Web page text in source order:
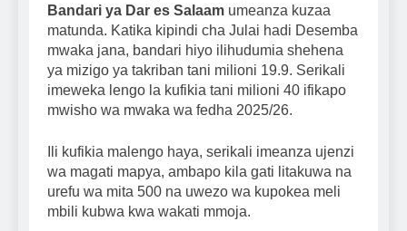
Bandari ya Dar es Salaam umeanza kuzaa
matunda. Katika kipindi cha Julai hadi Desemba
mwaka jana, bandari hiyo ilihudumia shehena
ya mizigo ya takriban tani milioni 19.9. Serikali
imeweka lengo la kufikia tani milioni 40 ifikapo
mwisho wa mwaka wa fedha 2025/26.
Ili kufikia malengo haya, serikali imeanza ujenzi
wa magati mapya, ambapo kila gati litakuwa na
urefu wa mita 500 na uwezo wa kupokea meli
mbili kubwa kwa wakati mmoja.